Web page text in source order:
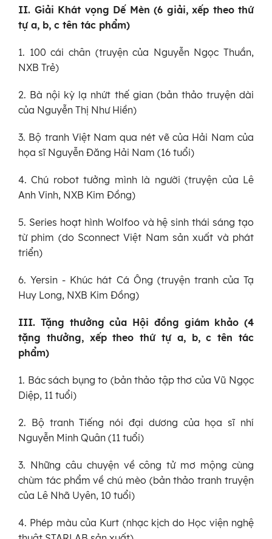
II. Giải Khát vọng Dế Mèn (6 giải, xếp theo thứ
tự a, b, c tên tác phẩm)
1. 100 cái chân (truyện của Nguyễn Ngọc Thuần,
NXB Trẻ)
2. Bà nội kỳ lạ nhứt thế gian (bản thảo truyện dài
của Nguyễn Thị Như Hiền)
3. Bộ tranh Việt Nam qua nét vẽ của Hải Nam của
họa sĩ Nguyễn Đăng Hải Nam (16 tuổi)
4. Chú robot tưởng mình là người (truyện của Lê
Anh Vinh, NXB Kim Đồng)
5. Series hoạt hình Wolfoo và hệ sinh thái sáng tạo
từ phim (do Sconnect Việt Nam sản xuất và phát
triển)
6. Yersin - Khúc hát Cá Ông (truyện tranh của Tạ
Huy Long, NXB Kim Đồng)
III. Tặng thưởng của Hội đồng giám khảo (4
tặng thưởng, xếp theo thứ tự a, b, c tên tác
phẩm)
1. Bác sách bụng to (bản thảo tập thơ của Vũ Ngọc
Diệp, 11 tuổi)
2. Bộ tranh Tiếng nói đại dương của họa sĩ nhí
Nguyễn Minh Quân (11 tuổi)
3. Những câu chuyện về công tử mơ mộng cùng
chùm tác phẩm về chú mèo (bản thảo tranh truyện
của Lê Nhã Uyên, 10 tuổi)
4. Phép màu của Kurt (nhạc kịch do Học viện nghệ